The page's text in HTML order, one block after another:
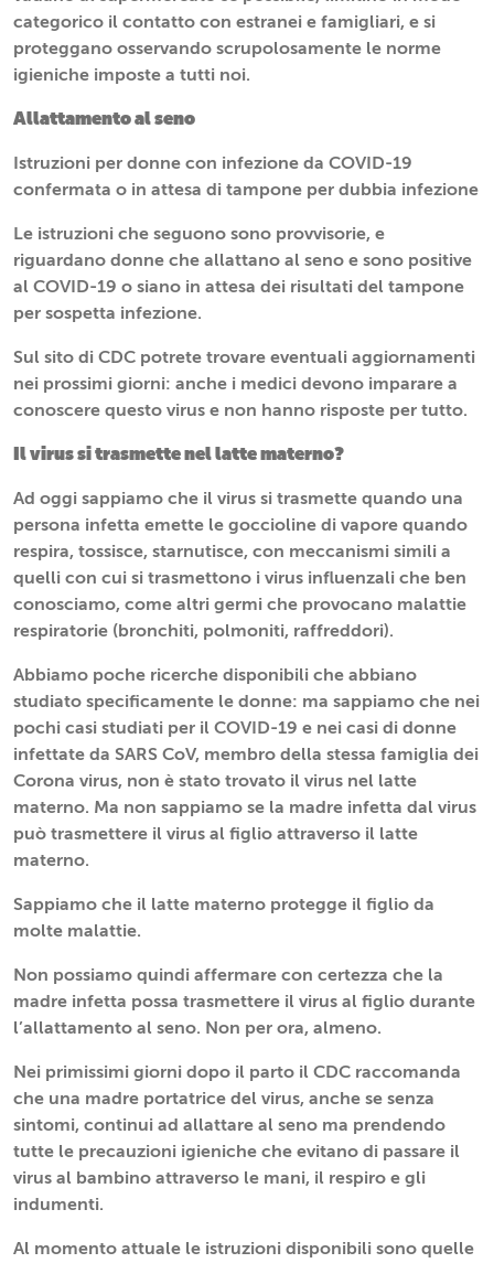
categorico il contatto con estranei e famigliari, e si
proteggano osservando scrupolosamente le norme
igieniche imposte a tutti noi.
Allattamento al seno
Istruzioni per donne con infezione da COVID-19
confermata o in attesa di tampone per dubbia infezione
Le istruzioni che seguono sono provvisorie, e
riguardano donne che allattano al seno e sono positive
al COVID-19 o siano in attesa dei risultati del tampone
per sospetta infezione.
Sul sito di CDC potrete trovare eventuali aggiornamenti
nei prossimi giorni: anche i medici devono imparare a
conoscere questo virus e non hanno risposte per tutto.
Il virus si trasmette nel latte materno?
Ad oggi sappiamo che il virus si trasmette quando una
persona infetta emette le goccioline di vapore quando
respira, tossisce, starnutisce, con meccanismi simili a
quelli con cui si trasmettono i virus influenzali che ben
conosciamo, come altri germi che provocano malattie
respiratorie (bronchiti, polmoniti, raffreddori).
Abbiamo poche ricerche disponibili che abbiano
studiato specificamente le donne: ma sappiamo che nei
pochi casi studiati per il COVID-19 e nei casi di donne
infettate da SARS CoV, membro della stessa famiglia dei
Corona virus, non è stato trovato il virus nel latte
materno. Ma non sappiamo se la madre infetta dal virus
può trasmettere il virus al figlio attraverso il latte
materno.
Sappiamo che il latte materno protegge il figlio da
molte malattie.
Non possiamo quindi affermare con certezza che la
madre infetta possa trasmettere il virus al figlio durante
l’allattamento al seno. Non per ora, almeno.
Nei primissimi giorni dopo il parto il CDC raccomanda
che una madre portatrice del virus, anche se senza
sintomi, continui ad allattare al seno ma prendendo
tutte le precauzioni igieniche che evitano di passare il
virus al bambino attraverso le mani, il respiro e gli
indumenti.
Al momento attuale le istruzioni disponibili sono quelle